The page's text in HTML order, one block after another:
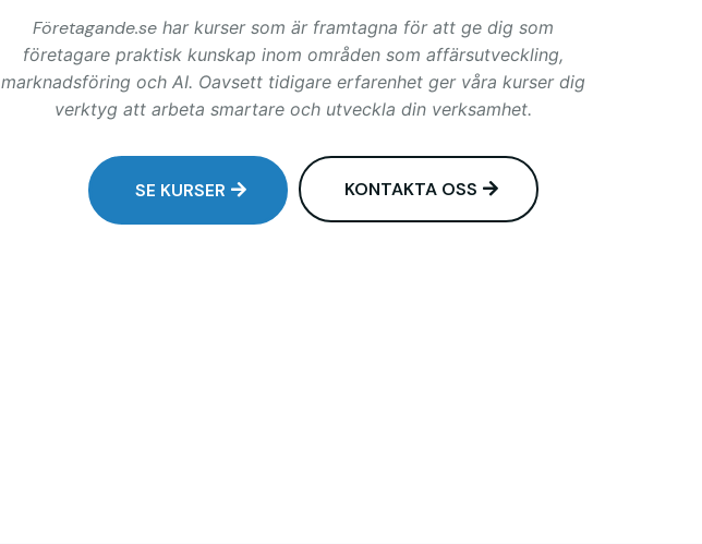
Företagande.se har kurser som är framtagna för att ge dig som
företagare praktisk kunskap inom områden som affärsutveckling,
marknadsföring och AI. Oavsett tidigare erfarenhet ger våra kurser dig
verktyg att arbeta smartare och utveckla din verksamhet.
SE KURSER KONTAKTA OSS